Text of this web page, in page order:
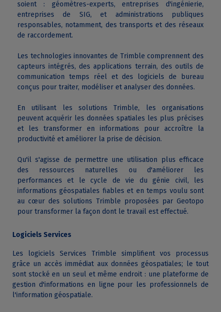
soient : géomètres-experts, entreprises d'ingénierie,
entreprises de SIG, et administrations publiques
responsables, notamment, des transports et des réseaux
de raccordement.
Les technologies innovantes de Trimble comprennent des
capteurs intégrés, des applications terrain, des outils de
communication temps réel et des logiciels de bureau
conçus pour traiter, modéliser et analyser des données.
En utilisant les solutions Trimble, les organisations
peuvent acquérir les données spatiales les plus précises
et les transformer en informations pour accroître la
productivité et améliorer la prise de décision.
Qu'il s'agisse de permettre une utilisation plus efficace
des ressources naturelles ou d'améliorer les
performances et le cycle de vie du génie civil, les
informations géospatiales fiables et en temps voulu sont
au cœur des solutions Trimble proposées par Geotopo
pour transformer la façon dont le travail est effectué.
Logiciels Services
Les logiciels Services Trimble simplifient vos processus
grâce un accès immédiat aux données géospatiales; le tout
sont stocké en un seul et même endroit : une plateforme de
gestion d'informations en ligne pour les professionnels de
l'information géospatiale.